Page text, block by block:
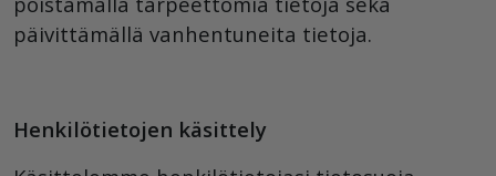
päivittämällä vanhentuneita tietoja.
Henkilötietojen käsittely